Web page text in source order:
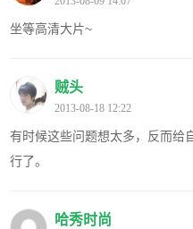
坐等高清大片~
贼头
2013-08-18 12:22
有时候这些问题想太多，反而给
行了。
哈秀时尚